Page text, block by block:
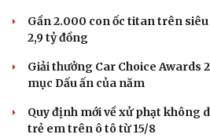
Gần 2.000 con ốc titan trên
2,9 tỷ đồng
Giải thưởng Car Choice Awards
mục Dấu ấn của năm
Quy định mới về xử phạt không
trẻ em trên ô tô từ 15/8